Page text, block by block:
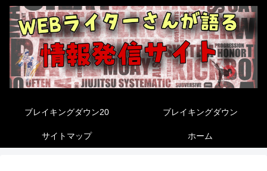
ブレイキングダウン20 ブレイキングダウン
サイトマップ ホーム